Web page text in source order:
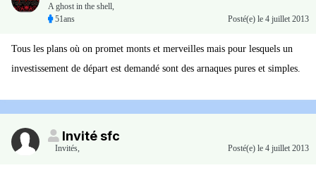
A ghost in the shell,
51ans
Posté(e) le 4 juillet 2013
Tous les plans où on promet monts et merveilles mais pour lesquels un
investissement de départ est demandé sont des arnaques pures et simples.
Invité sfc
Invités, Posté(e) le 4 juillet 2013